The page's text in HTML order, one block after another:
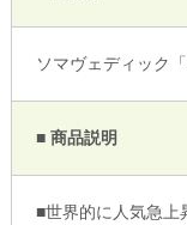
ソマヴェディック「
■ 商品説明
■世界的に人気急上